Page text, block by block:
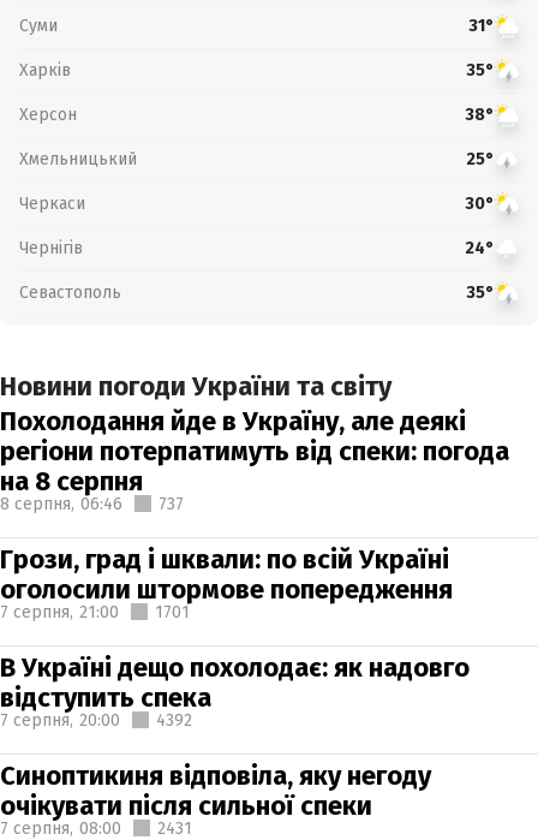
Суми 31°
Харків 35°
Херсон 38°
Хмельницький 25°
Черкаси 30°
Чернігів 24°
Севастополь 35°
Новини погоди України та світу
Похолодання йде в Україну, але деякі
регіони потерпатимуть від спеки: погода
на 8 серпня
8 серпня, 06:46 737
Грози, град і шквали: по всій Україні
оголосили штормове попередження
7 серпня, 21:00 1701
В Україні дещо похолодає: як надовго
відступить спека
7 серпня, 20:00 4392
Синоптикиня відповіла, яку негоду
очікувати після сильної спеки
7 серпня, 08:00 2431